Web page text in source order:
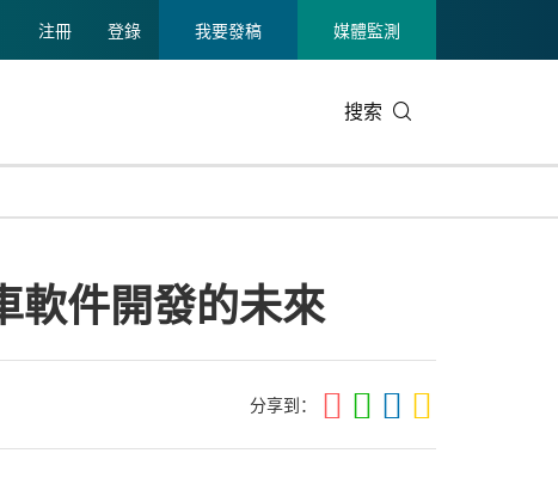
注冊 登錄 我要發稿 媒體監測
搜索
碳中和
娛樂時尚與藝術
新加坡
軟件開發的未來
分享到：